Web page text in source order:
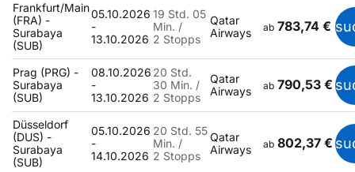
Frankfurt/Main
(FRA) -
Surabaya
(SUB)
05.10.2026
-
13.10.2026
19 Std. 05
Min. /
2 Stopps
Qatar
Airways
ab 783,74 €
Prag (PRG) -
Surabaya
(SUB)
08.10.2026
-
13.10.2026
20 Std.
30 Min. /
2 Stopps
Qatar
Airways
ab 790,53 €
Düsseldorf
(DUS) -
Surabaya
(SUB)
05.10.2026
-
14.10.2026
20 Std. 55
Min. /
2 Stopps
Qatar
Airways
ab 802,37 €